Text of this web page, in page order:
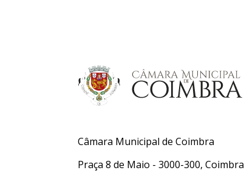
Câmara Municipal de Coimbra
Praça 8 de Maio - 3000-300, Coimbra